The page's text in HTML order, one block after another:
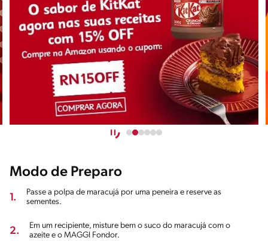
Modo de Preparo
1.
Passe a polpa de maracujá por uma peneira e reserve as
sementes.
2.
Em um recipiente, misture bem o suco do maracujá com o
azeite e o MAGGI Fondor.